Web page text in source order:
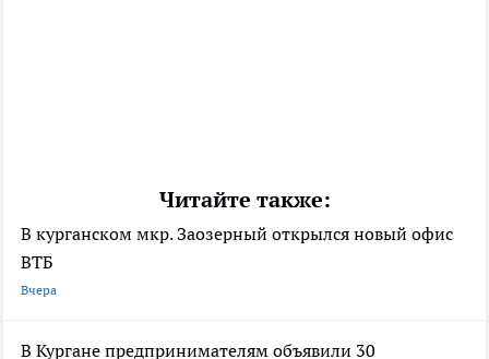
Читайте также:
В курганском мкр. Заозерный открылся новый офис
ВТБ
Вчера
В Кургане предпринимателям объявили 30